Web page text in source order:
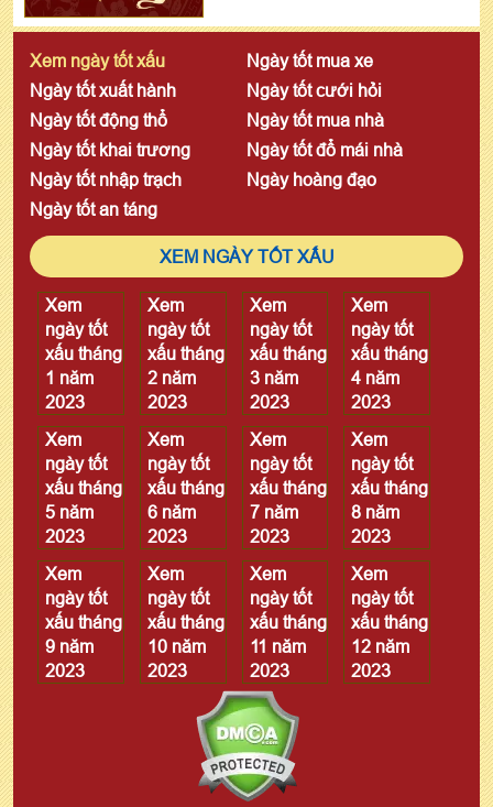
Xem ngày tốt xấu
Ngày tốt mua xe
Ngày tốt xuất hành
Ngày tốt cưới hỏi
Ngày tốt động thổ
Ngày tốt mua nhà
Ngày tốt khai trương
Ngày tốt đổ mái nhà
Ngày tốt nhập trạch
Ngày hoàng đạo
Ngày tốt an táng
XEM NGÀY TỐT XẤU
Xem
ngày tốt
xấu tháng
1 năm
2023
Xem
ngày tốt
xấu tháng
2 năm
2023
Xem
ngày tốt
xấu tháng
3 năm
2023
Xem
ngày tốt
xấu tháng
4 năm
2023
Xem
ngày tốt
xấu tháng
5 năm
2023
Xem
ngày tốt
xấu tháng
6 năm
2023
Xem
ngày tốt
xấu tháng
7 năm
2023
Xem
ngày tốt
xấu tháng
8 năm
2023
Xem
ngày tốt
xấu tháng
9 năm
2023
Xem
ngày tốt
xấu tháng
10 năm
2023
Xem
ngày tốt
xấu tháng
11 năm
2023
Xem
ngày tốt
xấu tháng
12 năm
2023